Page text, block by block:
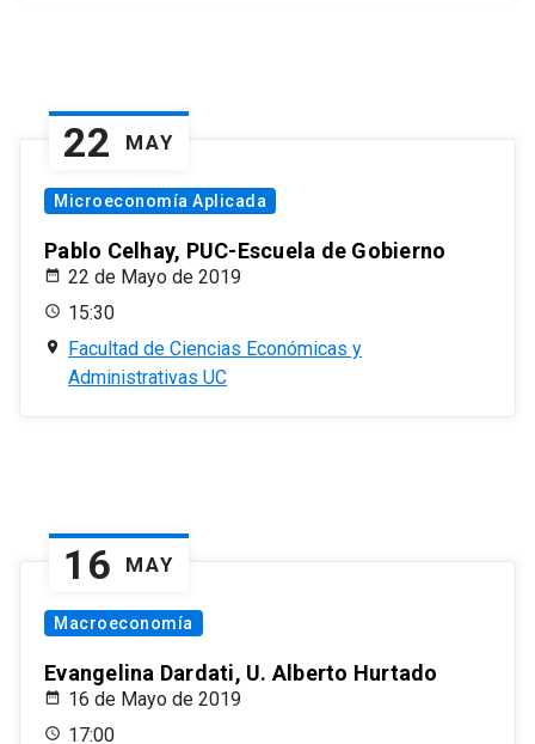
22 MAY
Microeconomía Aplicada
Pablo Celhay, PUC-Escuela de Gobierno
22 de Mayo de 2019
15:30
Facultad de Ciencias Económicas y
Administrativas UC
16 MAY
Macroeconomía
Evangelina Dardati, U. Alberto Hurtado
16 de Mayo de 2019
17:00